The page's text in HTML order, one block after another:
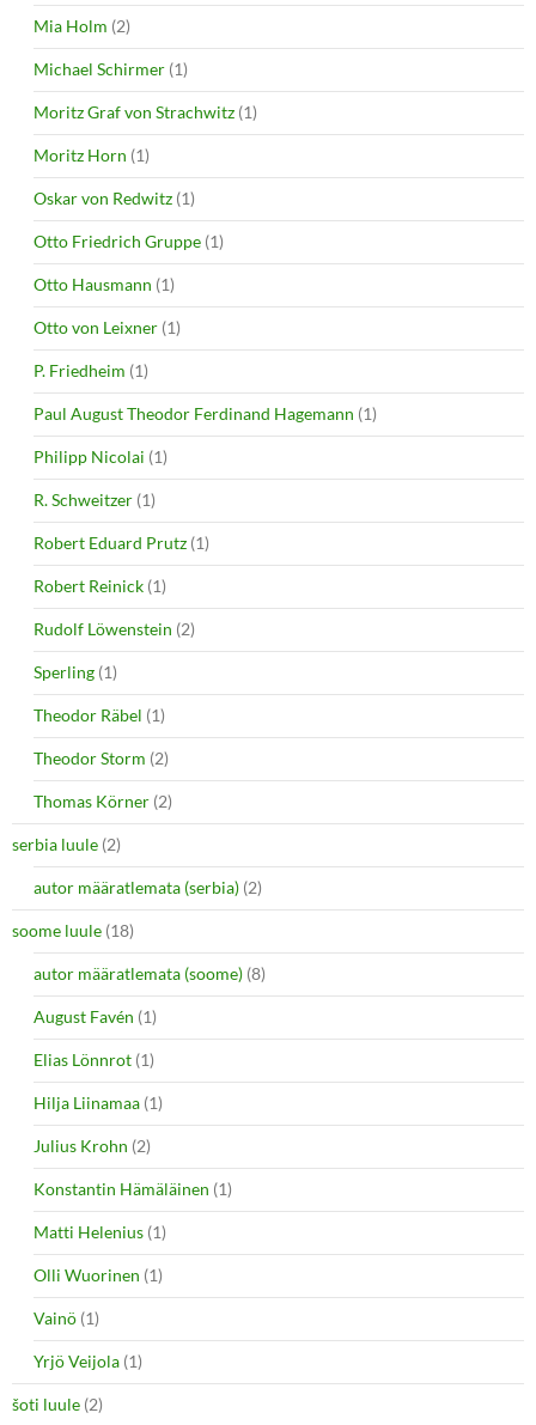
Mia Holm (2)
Michael Schirmer (1)
Moritz Graf von Strachwitz (1)
Moritz Horn (1)
Oskar von Redwitz (1)
Otto Friedrich Gruppe (1)
Otto Hausmann (1)
Otto von Leixner (1)
P. Friedheim (1)
Paul August Theodor Ferdinand Hagemann (1)
Philipp Nicolai (1)
R. Schweitzer (1)
Robert Eduard Prutz (1)
Robert Reinick (1)
Rudolf Löwenstein (2)
Sperling (1)
Theodor Räbel (1)
Theodor Storm (2)
Thomas Körner (2)
serbia luule (2)
autor määratlemata (serbia) (2)
soome luule (18)
autor määratlemata (soome) (8)
August Favén (1)
Elias Lönnrot (1)
Hilja Liinamaa (1)
Julius Krohn (2)
Konstantin Hämäläinen (1)
Matti Helenius (1)
Olli Wuorinen (1)
Vainö (1)
Yrjö Veijola (1)
šoti luule (2)